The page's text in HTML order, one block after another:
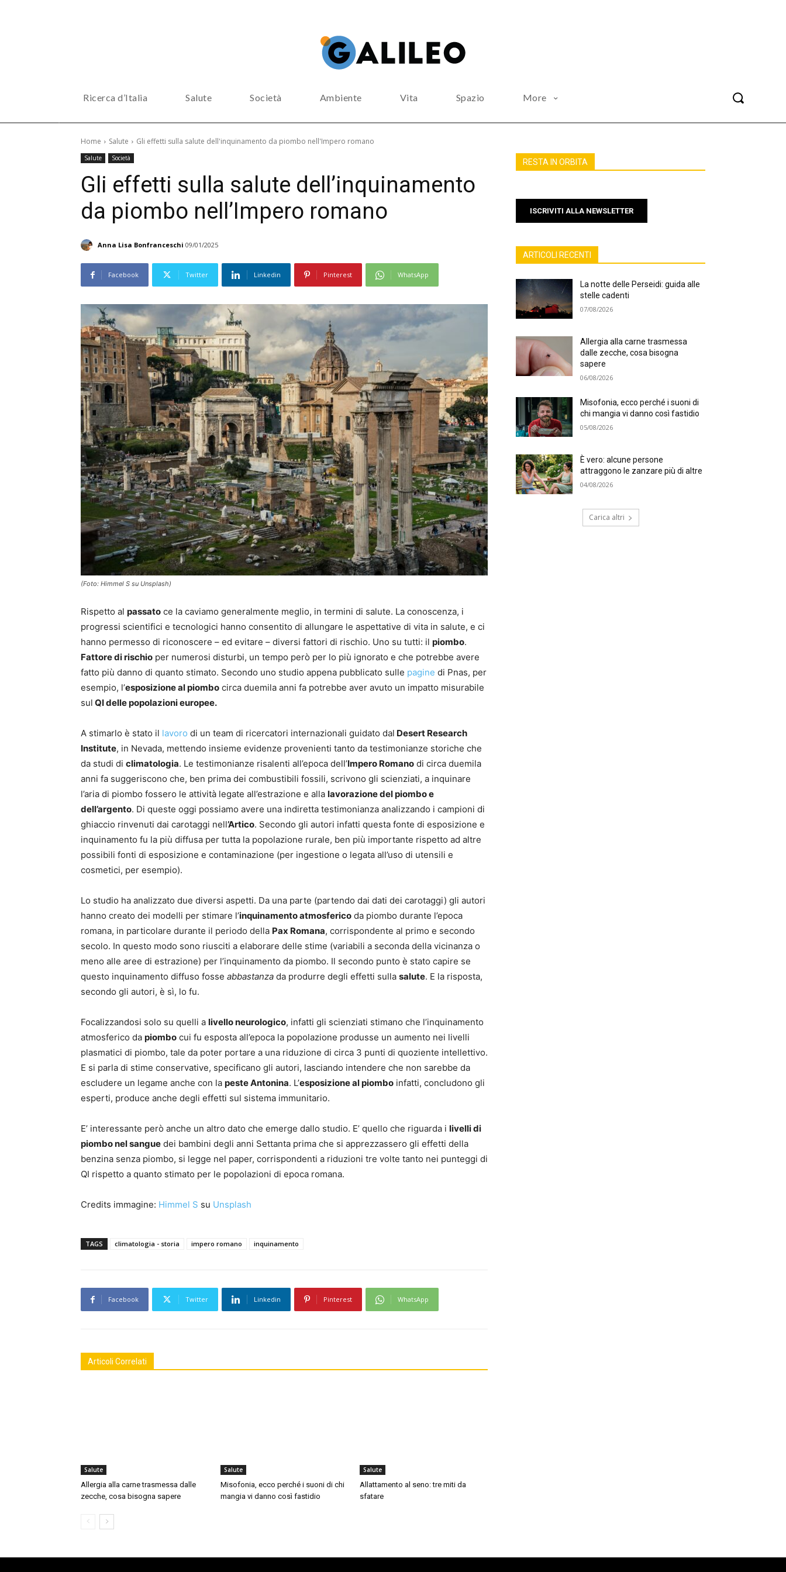
Ricerca d’Italia Salute Società Ambiente Vita Spazio More
Home Salute Gli effetti sulla salute dell'inquinamento da piombo nell'Impero romano
Salute Società
Gli effetti sulla salute dell’inquinamento
da piombo nell’Impero romano
Anna Lisa Bonfranceschi 09/01/2025
Facebook Twitter Linkedin Pinterest WhatsApp
(Foto: Himmel S su Unsplash)
Rispetto al passato ce la caviamo generalmente meglio, in termini di salute. La conoscenza, i
progressi scientifici e tecnologici hanno consentito di allungare le aspettative di vita in salute, e ci
hanno permesso di riconoscere – ed evitare – diversi fattori di rischio. Uno su tutti: il piombo.
Fattore di rischio per numerosi disturbi, un tempo però per lo più ignorato e che potrebbe avere
fatto più danno di quanto stimato. Secondo uno studio appena pubblicato sulle pagine di Pnas, per
esempio, l’esposizione al piombo circa duemila anni fa potrebbe aver avuto un impatto misurabile
sul QI delle popolazioni europee.
A stimarlo è stato il lavoro di un team di ricercatori internazionali guidato dal Desert Research
Institute, in Nevada, mettendo insieme evidenze provenienti tanto da testimonianze storiche che
da studi di climatologia. Le testimonianze risalenti all’epoca dell’Impero Romano di circa duemila
anni fa suggeriscono che, ben prima dei combustibili fossili, scrivono gli scienziati, a inquinare
l’aria di piombo fossero le attività legate all’estrazione e alla lavorazione del piombo e
dell’argento. Di queste oggi possiamo avere una indiretta testimonianza analizzando i campioni di
ghiaccio rinvenuti dai carotaggi nell’Artico. Secondo gli autori infatti questa fonte di esposizione e
inquinamento fu la più diffusa per tutta la popolazione rurale, ben più importante rispetto ad altre
possibili fonti di esposizione e contaminazione (per ingestione o legata all’uso di utensili e
cosmetici, per esempio).
Lo studio ha analizzato due diversi aspetti. Da una parte (partendo dai dati dei carotaggi) gli autori
hanno creato dei modelli per stimare l’inquinamento atmosferico da piombo durante l’epoca
romana, in particolare durante il periodo della Pax Romana, corrispondente al primo e secondo
secolo. In questo modo sono riusciti a elaborare delle stime (variabili a seconda della vicinanza o
meno alle aree di estrazione) per l’inquinamento da piombo. Il secondo punto è stato capire se
questo inquinamento diffuso fosse abbastanza da produrre degli effetti sulla salute. E la risposta,
secondo gli autori, è sì, lo fu.
Focalizzandosi solo su quelli a livello neurologico, infatti gli scienziati stimano che l’inquinamento
atmosferico da piombo cui fu esposta all’epoca la popolazione produsse un aumento nei livelli
plasmatici di piombo, tale da poter portare a una riduzione di circa 3 punti di quoziente intellettivo.
E si parla di stime conservative, specificano gli autori, lasciando intendere che non sarebbe da
escludere un legame anche con la peste Antonina. L’esposizione al piombo infatti, concludono gli
esperti, produce anche degli effetti sul sistema immunitario.
E’ interessante però anche un altro dato che emerge dallo studio. E’ quello che riguarda i livelli di
piombo nel sangue dei bambini degli anni Settanta prima che si apprezzassero gli effetti della
benzina senza piombo, si legge nel paper, corrispondenti a riduzioni tre volte tanto nei punteggi di
QI rispetto a quanto stimato per le popolazioni di epoca romana.
Credits immagine: Himmel S su Unsplash
TAGS climatologia - storia impero romano inquinamento
Facebook Twitter Linkedin Pinterest WhatsApp
Articoli Correlati
Salute
Allergia alla carne trasmessa dalle
zecche, cosa bisogna sapere
Salute
Misofonia, ecco perché i suoni di chi
mangia vi danno così fastidio
Salute
Allattamento al seno: tre miti da
sfatare
RESTA IN ORBITA
ISCRIVITI ALLA NEWSLETTER
ARTICOLI RECENTI
La notte delle Perseidi: guida alle
stelle cadenti
07/08/2026
Allergia alla carne trasmessa
dalle zecche, cosa bisogna
sapere
06/08/2026
Misofonia, ecco perché i suoni di
chi mangia vi danno così fastidio
05/08/2026
È vero: alcune persone
attraggono le zanzare più di altre
04/08/2026
Carica altri